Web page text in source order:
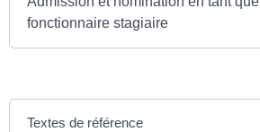
fonctionnaire stagiaire
Textes de référence